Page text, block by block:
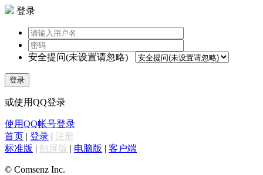
登录
安全提问(未设置请忽略)
登录
或使用QQ登录
使用QQ帐号登录
首页 | 登录 | 注册
标准版 | 触屏版 | 电脑版 | 客户端
© Comsenz Inc.